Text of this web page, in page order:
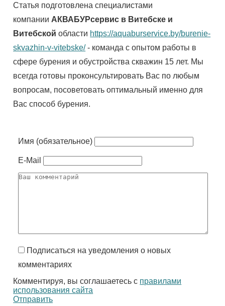
Статья подготовлена специалистами
компании АКВАБУРсервис в Витебске и
Витебской области https://aquaburservice.by/burenie-
skvazhin-v-vitebske/- команда с опытом работы в
сфере бурения и обустройства скважин 15 лет. Мы
всегда готовы проконсультировать Вас по любым
вопросам, посоветовать оптимальный именно для
Вас способ бурения.
Имя (обязательное)
E-Mail
Подписаться на уведомления о новых
комментариях
Комментируя, вы соглашаетесь с правилами
использования сайта
Отправить